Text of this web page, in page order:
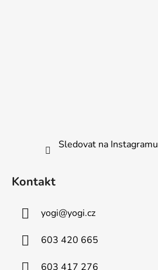
Sledovat na Instagramu
Kontakt
yogi@yogi.cz
603 420 665
603 417 276